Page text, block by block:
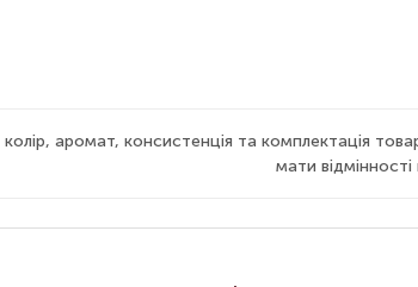
колір, аромат, консистенція та комплектація
мати